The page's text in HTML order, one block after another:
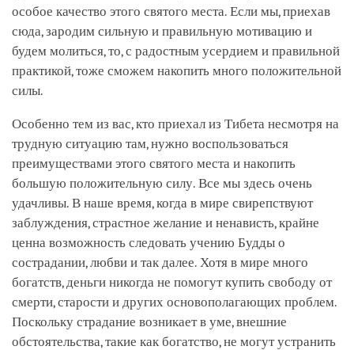
особое качество этого святого места. Если мы, приехав
сюда, зародим сильную и правильную мотивацию и
будем молиться, то, с радостным усердием и правильной
практикой, тоже сможем накопить много положительной
силы.
Особенно тем из вас, кто приехал из Тибета несмотря на
трудную ситуацию там, нужно воспользоваться
преимуществами этого святого места и накопить
большую положительную силу. Все мы здесь очень
удачливы. В наше время, когда в мире свирепствуют
заблуждения, страстное желание и ненависть, крайне
ценна возможность следовать учению Будды о
сострадании, любви и так далее. Хотя в мире много
богатств, деньги никогда не помогут купить свободу от
смерти, старости и других основополагающих проблем.
Поскольку страдание возникает в уме, внешние
обстоятельства, такие как богатство, не могут устранить